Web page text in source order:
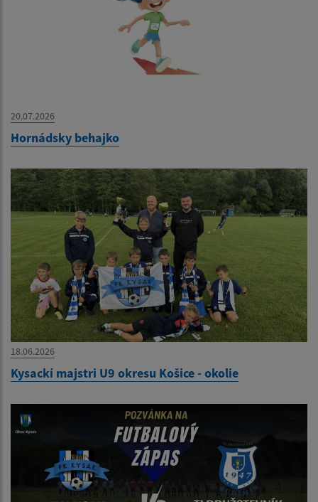
20.07.2026
Hornádsky behajko
18.06.2026
Kysackí majstri U9 okresu Košice - okolie